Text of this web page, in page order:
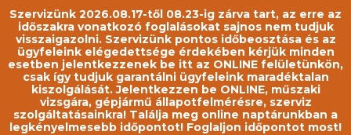
Szervizünk 2026.08.17-től 08.23-ig zárva tart, az erre az
időszakra vonatkozó foglalásokat sajnos nem tudjuk
visszaigazolni. Szervizünk pontos időbeosztása és az
ügyfeleink elégedettsége érdekében kérjük minden
esetben jelentkezzenek be itt az ONLINE felületünkön,
csak így tudjuk garantálni ügyfeleink maradéktalan
kiszolgálását. Jelentkezzen be ONLINE, műszaki
vizsgára, gépjármű állapotfelmérésre, szerviz
szolgáltatásainkra! Találja meg online naptárunkban a
legkényelmesebb időpontot! Foglaljon időpontot most!